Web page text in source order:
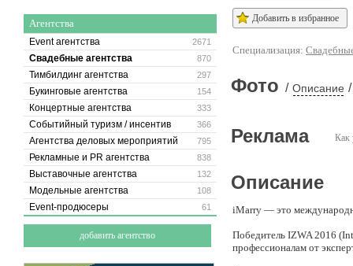
Агентства
2671
Event агентства
870
Свадебные агентства
297
Тимбилдинг агентства
154
Букинговые агентства
333
Концертные агентства
366
Событийный туризм / инсентив
795
Агентства деловых мероприятий
838
Рекламные и PR агентства
132
Выставочные агентства
108
Модельные агентства
61
Event-продюсеры
добавить агентство
Добавить в избранное
Специализация:
Фото / Описание /
Как
Реклама
Описание
iMarry — это
Победитель IZWA 2016
профессионалам от